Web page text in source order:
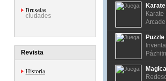
Bruselas
ciudades
Revista
Historia